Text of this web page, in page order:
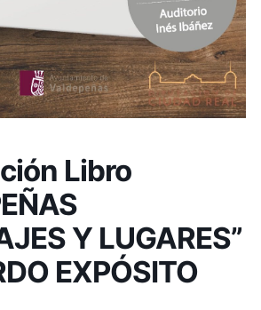
Libro
Y LUGARES”
EXPÓSITO